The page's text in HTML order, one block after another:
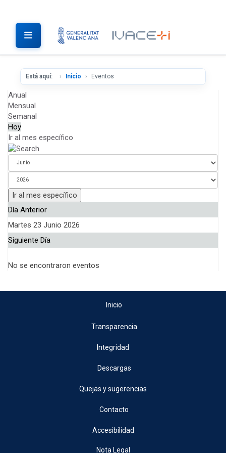
Está aquí: Inicio Eventos
Anual
Mensual
Semanal
Hoy
Ir al mes específico
Ir al mes específico
Día Anterior
Martes 23 Junio 2026
Siguiente Día
No se encontraron eventos
Inicio
Transparencia
Integridad
Descargas
Quejas y sugerencias
Contacto
Accesibilidad
Nota Legal